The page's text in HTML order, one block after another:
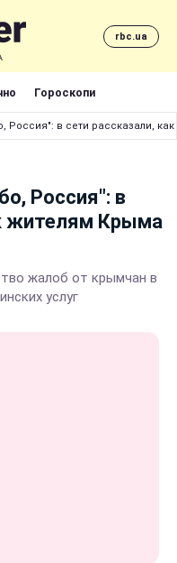
rbc.ua
Гороскопи
Россия": в сети рассказали,
Россия": в
жителям Крыма
жалоб от крымчан в
услуг